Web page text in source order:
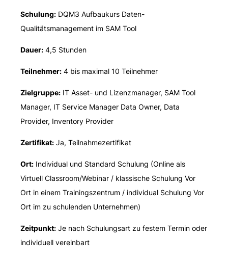
Schulung:DQM3 Aufbaukurs Daten-
Qualitätsmanagement im SAM Tool
Dauer:4,5 Stunden
Teilnehmer:4 bis maximal 10 Teilnehmer
Zielgruppe:IT Asset- und Lizenzmanager, SAM Tool
Manager, IT Service Manager Data Owner, Data
Provider, Inventory Provider
Zertifikat:Ja, Teilnahmezertifikat
Ort:Individual und Standard Schulung (Online als
Virtuell Classroom/Webinar / klassische Schulung Vor
Ort in einem Trainingszentrum / individual Schulung Vor
Ort im zu schulenden Unternehmen)
Zeitpunkt:Je nach Schulungsart zu festem Termin oder
individuell vereinbart